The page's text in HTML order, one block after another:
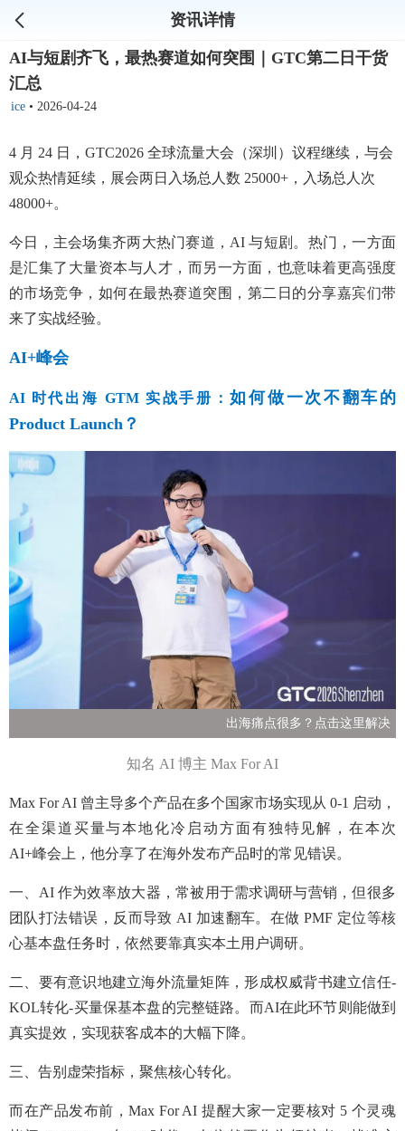
资讯详情
AI与短剧齐飞，最热赛道如何突围｜GTC第二日干货
汇总
ice • 2026-04-24
4 月 24 日，GTC2026 全球流量大会（深圳）议程继续，与会
观众热情延续，展会两日入场总人数 25000+，入场总人次
48000+。
今日，主会场集齐两大热门赛道，AI 与短剧。热门，一方面
是汇集了大量资本与人才，而另一方面，也意味着更高强度
的市场竞争，如何在最热赛道突围，第二日的分享嘉宾们带
来了实战经验。
AI+峰会
AI 时代出海 GTM 实战手册：如何做一次不翻车的
Product Launch？
出海痛点很多？点击这里解决
知名 AI 博主 Max For AI
Max For AI 曾主导多个产品在多个国家市场实现从 0-1 启动，
在全渠道买量与本地化冷启动方面有独特见解，在本次
AI+峰会上，他分享了在海外发布产品时的常见错误。
一、AI 作为效率放大器，常被用于需求调研与营销，但很多
团队打法错误，反而导致 AI 加速翻车。在做 PMF 定位等核
心基本盘任务时，依然要靠真实本土用户调研。
二、要有意识地建立海外流量矩阵，形成权威背书建立信任-
KOL转化-买量保基本盘的完整链路。而AI在此环节则能做到
真实提效，实现获客成本的大幅下降。
三、告别虚荣指标，聚焦核心转化。
而在产品发布前，Max For AI 提醒大家一定要核对 5 个灵魂